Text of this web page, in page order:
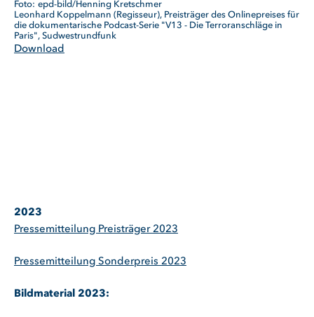
epd-bild/Henning Kretschmer
Leonhard Koppelmann (Regisseur), Preisträger des Onlinepreises für
die dokumentarische Podcast-Serie "V13 - Die Terroranschläge in
Paris", Sudwestrundfunk
Download
2023
Pressemitteilung Preisträger 2023
Pressemitteilung Sonderpreis 2023
Bildmaterial 2023: